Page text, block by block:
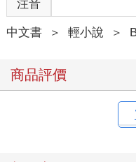
穿著飾有水族紋樣的衣物
「把人截住！」那個人下
「北鎮師……我記得你！」
了？我就說非我族類，其心
「他傷得很重。」青鱗從
「哈哈哈哈……」孤虹仰頭
注音
中文書 ＞ 輕小說 ＞
商品評價